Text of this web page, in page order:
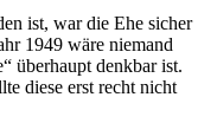
ist, war die Ehe sicher
1949 wäre niemand
überhaupt denkbar ist.
diese erst recht nicht